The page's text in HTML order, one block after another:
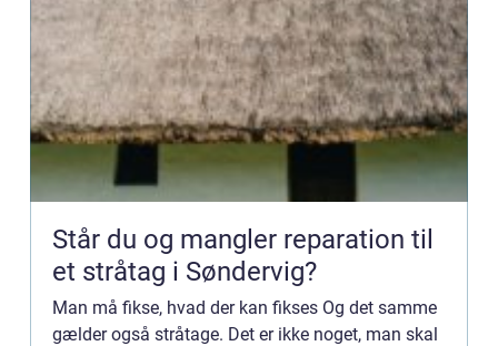
Står du og mangler reparation til
et stråtag i Søndervig?
Man må fikse, hvad der kan fikses Og det samme
gælder også stråtage. Det er ikke noget, man skal